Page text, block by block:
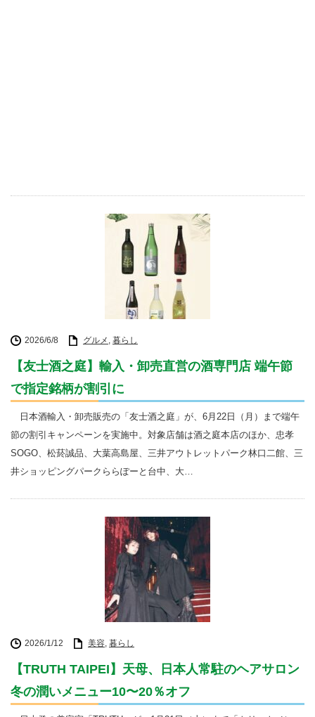
2026/6/8 グルメ , 暮らし
【友士酒之庭】輸入・卸売直営の酒専門店 端午節
で指定銘柄が割引に
日本酒輸入・卸売販売の「友士酒之庭」が、6月22日（月）まで端午
節の割引キャンペーンを実施中。対象店舗は酒之庭本店のほか、忠孝
SOGO、松菸誠品、大葉高島屋、三井アウトレットパーク林口二館、三
井ショッピングパークららぽーと台中、大…
2026/1/12 美容, 暮らし
【TRUTH TAIPEI】天母、日本人常駐のヘアサロン
冬の潤いメニュー10〜20％オフ